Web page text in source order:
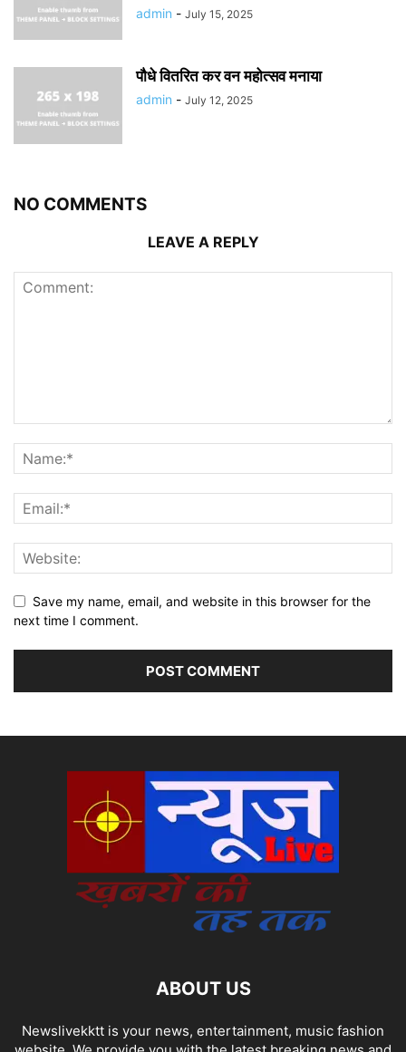
admin - July 15, 2025
पौधे वितरित कर वन महोत्सव मनाया
admin - July 12, 2025
NO COMMENTS
LEAVE A REPLY
Save my name, email, and website in this browser for the
next time I comment.
ABOUT US
Newslivekktt is your news, entertainment, music fashion